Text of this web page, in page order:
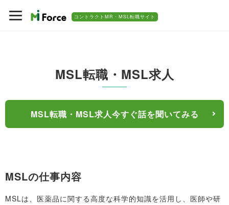
コントラクトMR・MSL転職サイト
MSL転職・MSL求人
MSL転職・MSL求人今すぐ話を聞いてみる
MSLの仕事内容
MSLは、医薬品に関する高度な科学的知識を活用し、医師や研